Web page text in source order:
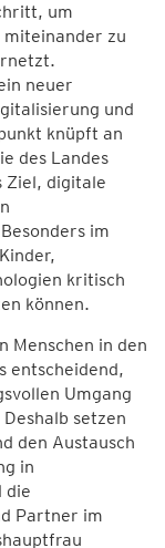
um
miteinander zu
neuer
und
knüpft an
des Landes
Ziel, digitale
im
kritisch
können.
Menschen in den
entscheidend,
Umgang
setzen
den Austausch
in
die
Partner im